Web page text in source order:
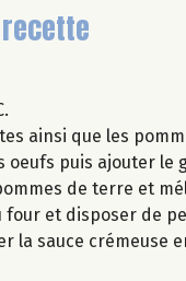
recette
ainsi que les
oeufs puis ajouter
de terre et
four et disposer de
la sauce crémeuse